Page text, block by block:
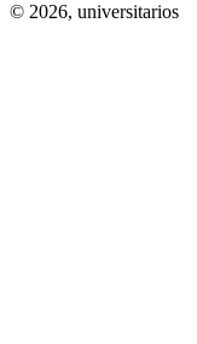
© 2026, universitarios